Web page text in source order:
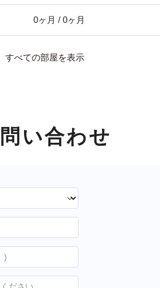
0ヶ月 / 0ヶ月
すべての部屋を表示
い合わせ